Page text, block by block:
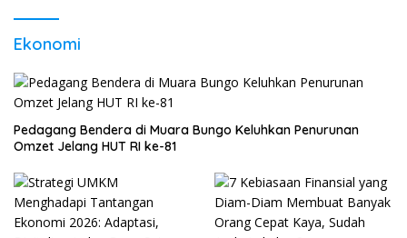
Ekonomi
Pedagang Bendera di Muara Bungo Keluhkan Penurunan
Omzet Jelang HUT RI ke-81